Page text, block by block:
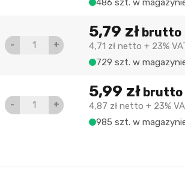
486 szt. w
- +
5,79 zł brutto
4,71 zł netto + 23%
729 szt. w
- +
5,99 zł brutto
4,87 zł netto + 23%
985 szt. w